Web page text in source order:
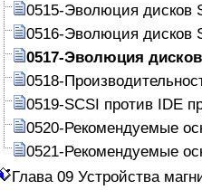
0515-Эволюция дисков
0516-Эволюция дисков
0517-Эволюция
0518-
0519-SCSI против IDE
0520-Рекомендуемые
0521-Рекомендуемые
Глава 09 Устройства